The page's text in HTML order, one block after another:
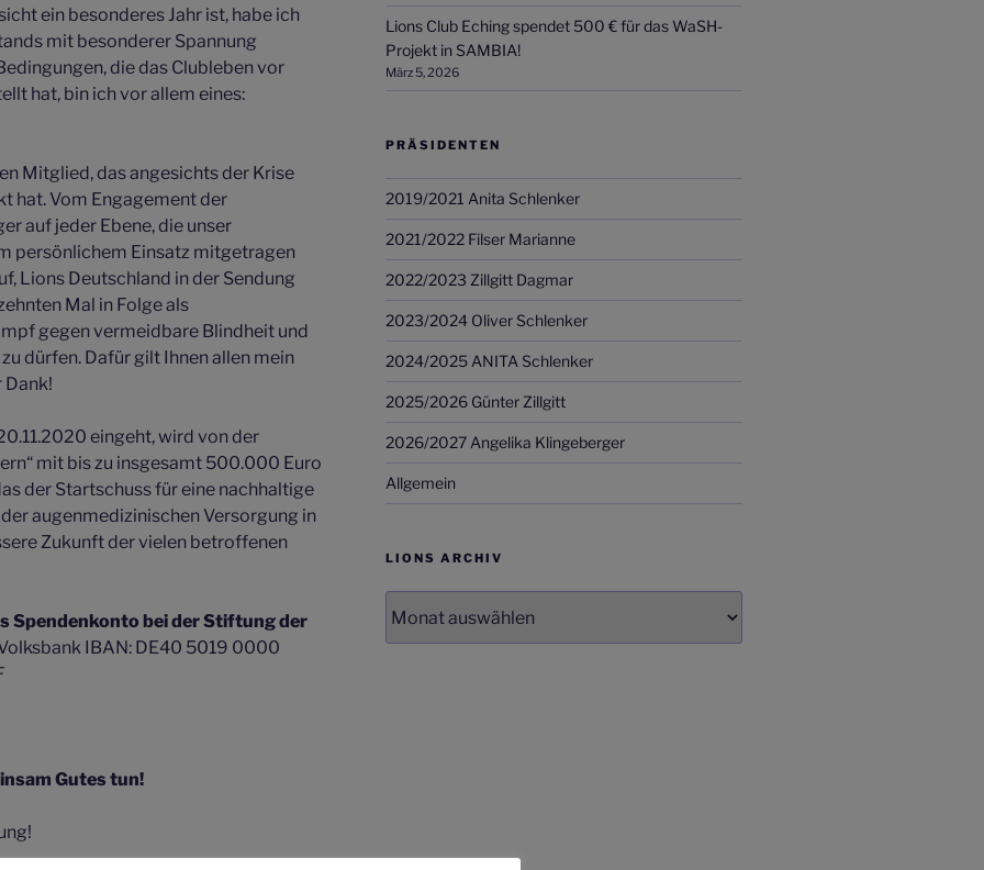
ein besonderes Jahr ist, habe ich
mit besonderer Spannung
die das Clubleben vor
hat, bin ich vor allem eines:
Mitglied, das angesichts der Krise
hat. Vom Engagement der
auf jeder Ebene, die unser
persönlichem Einsatz mitgetragen
Lions Deutschland in der Sendung
Mal in Folge als
gegen vermeidbare Blindheit und
dürfen. Dafür gilt Ihnen allen mein
Dank!
eingeht, wird von der
mit bis zu insgesamt 500.000 Euro
der Startschuss für eine nachhaltige
augenmedizinischen Versorgung in
Zukunft der vielen betroffenen
Spendenkonto bei der Stiftung der
IBAN: DE40 5019 0000
Gutes tun!
Lions Club Eching spendet 500 € für das WaSH-
Projekt in SAMBIA!
März 5, 2026
PRÄSIDENTEN
2019/2021 Anita Schlenker
2021/2022 Filser Marianne
2022/2023 Zillgitt Dagmar
2023/2024 Oliver Schlenker
2024/2025 ANITA Schlenker
2025/2026 Günter Zillgitt
2026/2027 Angelika Klingeberger
Allgemein
LIONS ARCHIV
Archiv